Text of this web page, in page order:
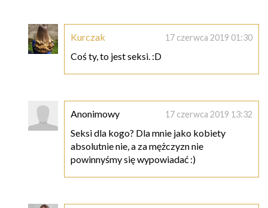
Kurczak 17 czerwca 2019 01:30
Coś ty, to jest seksi. :D
Anonimowy 17 czerwca 2019 13:32
Seksi dla kogo? Dla mnie jako kobiety
absolutnie nie, a za mężczyzn nie
powinnyśmy się wypowiadać :)